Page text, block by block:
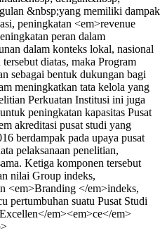
&nbsp;yang memiliki dampak
peningkatan <em>revenue
peran dalam
dalam konteks lokal, nasional
diatas, maka Program
sebagai bentuk dukungan bagi
meningkatkan tata kelola yang
Perkuatan Institusi ini juga
peningkatan kapasitas Pusat
akreditasi pusat studi yang
berdampak pada upaya pusat
pelaksanaan penelitian,
Ketiga komponen tersebut
nilai Group indeks,
<em>Branding </em>indeks,
pertumbuhan suatu Pusat Studi
em><em>ce</em>